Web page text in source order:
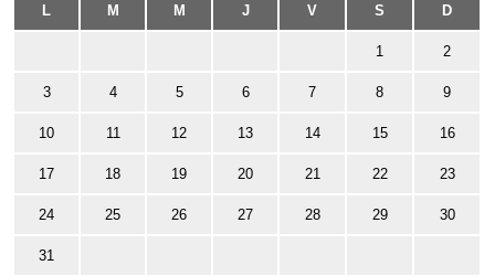
L M M J V S D
1 2
3 4 5 6 7 8 9
10 11 12 13 14 15 16
17 18 19 20 21 22 23
24 25 26 27 28 29 30
31